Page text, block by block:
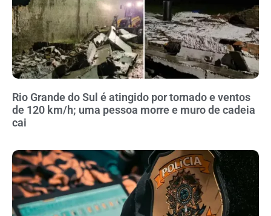
Rio Grande do Sul é atingido por tornado e ventos
de 120 km/h; uma pessoa morre e muro de cadeia
cai